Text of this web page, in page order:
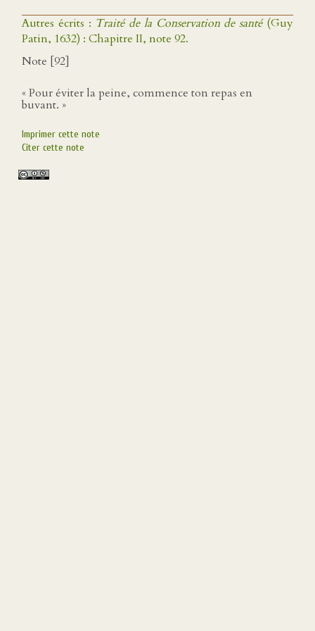
Autres écrits : Traité de la Conservation de santé(Guy
Patin, 1632) : Chapitre II, note 92.
Note [92]
« Pour éviter la peine, commence ton repas en
buvant. »
Imprimer cette note
Citer cette note